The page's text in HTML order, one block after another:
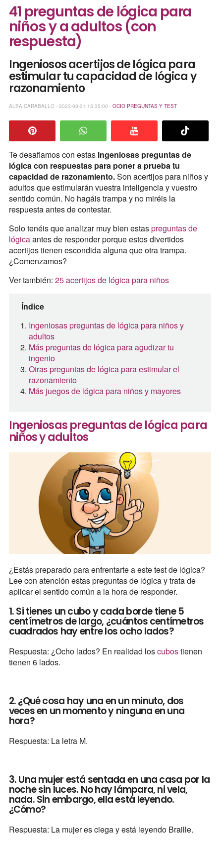
41 preguntas de lógica para
niños y a adultos (con
respuesta)
Ingeniosos acertijos de lógica para
estimular tu capacidad de lógica y
razonamiento
ALBA CARABALLO - 2023-03-31 15:35:00 - OCIO PREGUNTAS Y TEST
Te desafiamos con estas ingeniosas preguntas de
lógica con respuestas para poner a prueba tu
capacidad de razonamiento.Son acertijos para niños y
adultos que estimularán vuestra inteligencia y vuestro
sentido común. No hagáis trampa y no miréis la
respuesta antes de contestar.
Solo tenéis que analizar muy bien estaspreguntas de
lógicaantes de responder porque estos divertidos
acertijos tienen escondida alguna que otra trampa.
¿Comenzamos?
Ver también: 25 acertijos de lógica para niños
Índice
Ingeniosas preguntas de lógica para niños y
adultos
Más preguntas de lógica para agudizar tu
ingenio
Otras preguntas de lógica para estimular el
razonamiento
Más juegos de lógica para niños y mayores
Ingeniosas preguntas de lógica para
niños y adultos
¿Estás preparado para enfrentarte a este test de lógica?
Lee con atención estas preguntas de lógica y trata de
aplicar el sentido común a la hora de responder.
1. Si tienes un cubo y cada borde tiene 5
centímetros de largo, ¿cuántos centímetros
cuadrados hay entre los ocho lados?
Respuesta: ¿Ocho lados? En realidad loscubostienen
tienen 6 lados.
2. ¿Qué cosa hay una en un minuto, dos
veces en un momento y ninguna en una
hora?
Respuesta: La letra M.
3. Una mujer está sentada en una casa por la
noche sin luces. No hay lámpara, ni vela,
nada. Sin embargo, ella está leyendo.
¿Cómo?
Respuesta: La mujer es ciega y está leyendo Braille.